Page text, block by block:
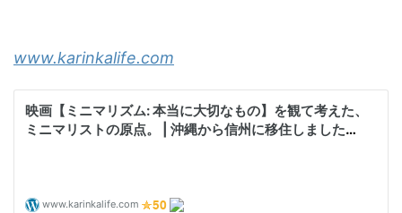
www.karinkalife.com